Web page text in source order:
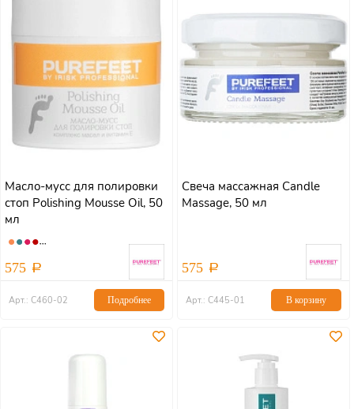
Масло-мусс для полировки
стоп Polishing Mousse Oil, 50
мл
575
Арт.: С460-02 Подробнее
Свеча массажная Сandle
Massage, 50 мл
575
Арт.: С445-01 В корзину